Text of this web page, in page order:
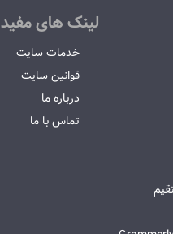
لینک های مفید
خدمات سایت
قوانین سایت
درباره ما
تماس با ما